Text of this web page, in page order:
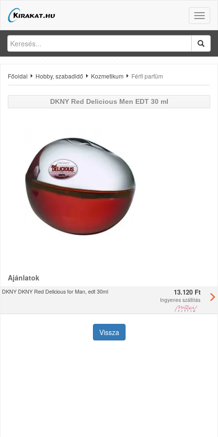
Toggle
Főoldal Hobby, szabadidő Kozmetikum Férfi parfüm
DKNY Red Delicious Men EDT 30 ml
Ajánlatok
DKNY DKNY Red Delicious for Man, edt 30ml 13.120 Ft
Ingyenes szállítás
Vissza